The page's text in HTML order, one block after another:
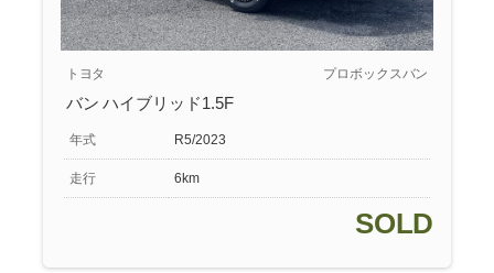
トヨタ プロボックスバン
バン ハイブリッド1.5F
年式 R5/2023
走行 6km
SOLD